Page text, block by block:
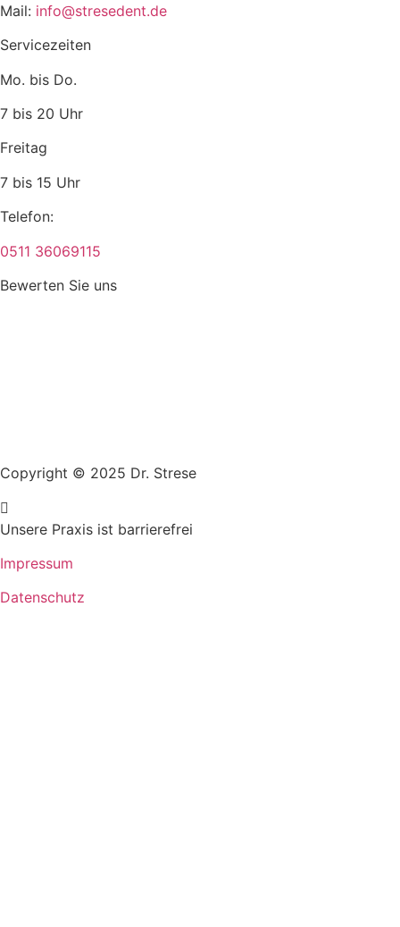
Mail: info@stresedent.de
Servicezeiten
Mo. bis Do.
7 bis 20 Uhr
Freitag
7 bis 15 Uhr
Telefon:
0511 36069115
Bewerten Sie uns
Copyright © 2025 Dr. Strese
Unsere Praxis ist barrierefrei
Impressum
Datenschutz